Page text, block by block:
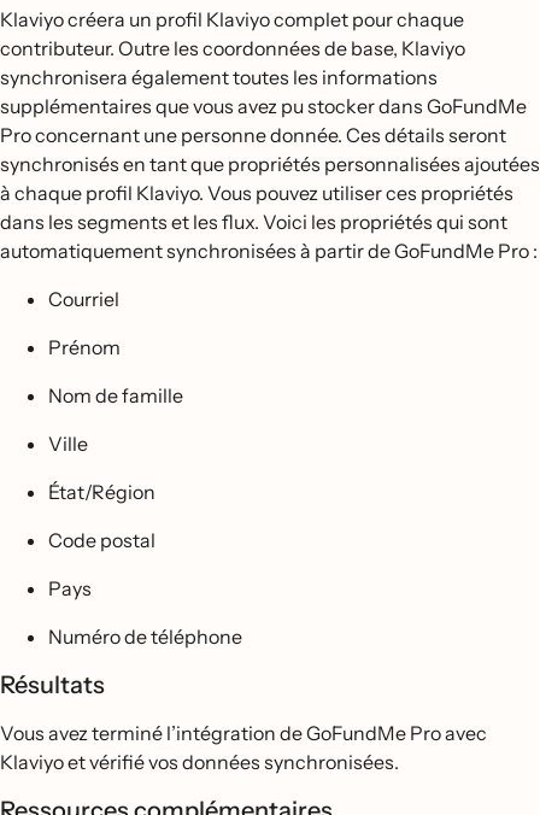
Klaviyo créera un profil Klaviyo complet pour chaque
contributeur. Outre les coordonnées de base, Klaviyo
synchronisera également toutes les informations
supplémentaires que vous avez pu stocker dans GoFundMe
Pro concernant une personne donnée. Ces détails seront
synchronisés en tant que propriétés personnalisées ajoutées
à chaque profil Klaviyo. Vous pouvez utiliser ces propriétés
dans les segments et les flux. Voici les propriétés qui sont
automatiquement synchronisées à partir de GoFundMe Pro :
Courriel
Prénom
Nom de famille
Ville
État/Région
Code postal
Pays
Numéro de téléphone
Résultats
Vous avez terminé l’intégration de GoFundMe Pro avec
Klaviyo et vérifié vos données synchronisées.